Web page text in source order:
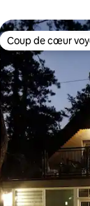
sur la
Coup de cœur
Coup de cœur